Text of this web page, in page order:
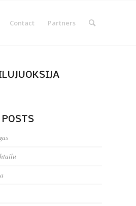
Contact Partners
POSTS